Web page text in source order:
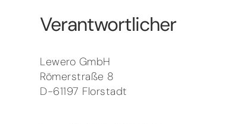
Verantwortlicher
Lewero GmbH
Römerstraße 8
D-61197 Florstadt